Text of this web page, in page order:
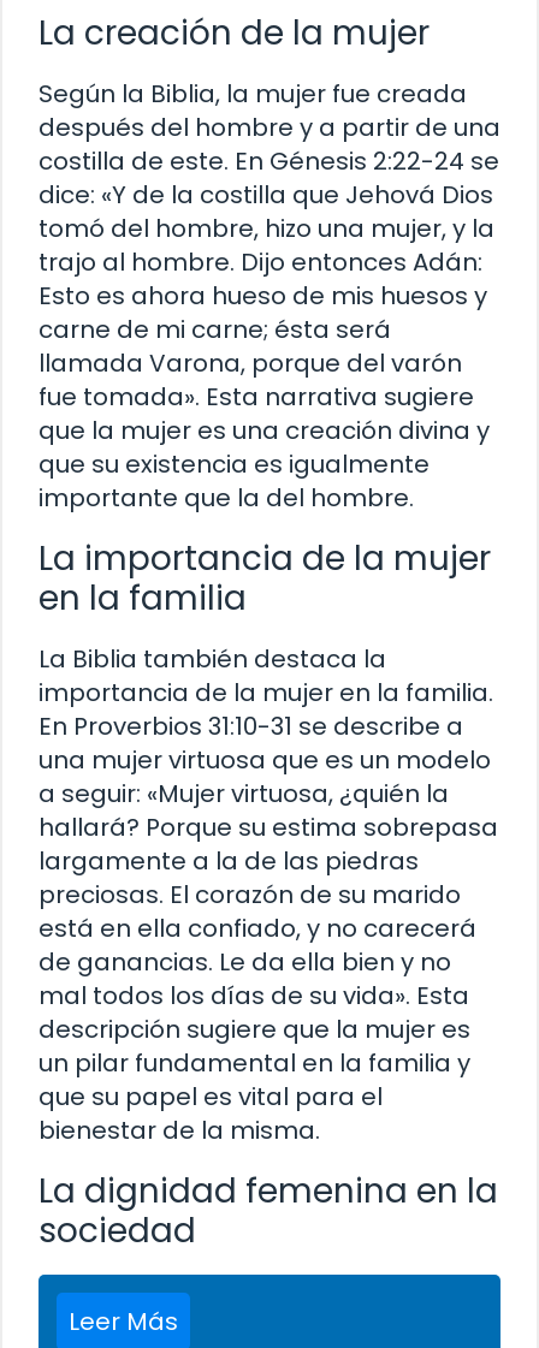
La creación de la mujer
Según la Biblia, la mujer fue creada
después del hombre y a partir de una
costilla de este. En Génesis 2:22-24 se
dice: «Y de la costilla que Jehová Dios
tomó del hombre, hizo una mujer, y la
trajo al hombre. Dijo entonces Adán:
Esto es ahora hueso de mis huesos y
carne de mi carne; ésta será
llamada Varona, porque del varón
fue tomada». Esta narrativa sugiere
que la mujer es una creación divina y
que su existencia es igualmente
importante que la del hombre.
La importancia de la mujer
en la familia
La Biblia también destaca la
importancia de la mujer en la familia.
En Proverbios 31:10-31 se describe a
una mujer virtuosa que es un modelo
a seguir: «Mujer virtuosa, ¿quién la
hallará? Porque su estima sobrepasa
largamente a la de las piedras
preciosas. El corazón de su marido
está en ella confiado, y no carecerá
de ganancias. Le da ella bien y no
mal todos los días de su vida». Esta
descripción sugiere que la mujer es
un pilar fundamental en la familia y
que su papel es vital para el
bienestar de la misma.
La dignidad femenina en la
sociedad
Leer Más